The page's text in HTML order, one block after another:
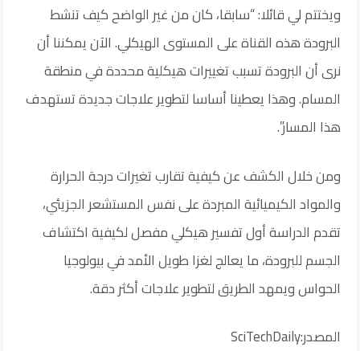
ويختتم لي قائلا: “سابقا، كان من غير الواضح كيف تنشط
البرودة هذه القناة على المستوى الهيكلي. الآن يمكننا أن
نرى أن البرودة تسبب تغييرات هيكلية محددة في منطقة
المسام. وهذا يعطينا أساسا لتطوير علاجات جديدة تستهدف
هذا المسار”.
ومن خلال الكشف عن كيفية تقارب تغيرات درجة الحرارة
والمواد الكيميائية المبردة على نفس المستشعر الجزيئي،
تقدم الدراسة أول تفسير هيكلي مفصل لكيفية اكتشاف
الجسم للبرودة، ما يعالج لغزا طويل الأمد في بيولوجيا
الحواس ويمهد الطريق لتطوير علاجات أكثر دقة.
المصدر:SciTechDaily